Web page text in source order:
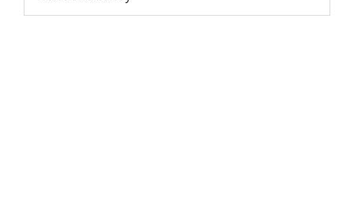
сайдбар